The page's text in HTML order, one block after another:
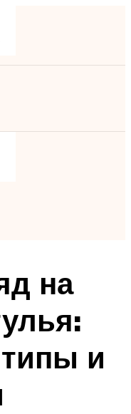
на
и